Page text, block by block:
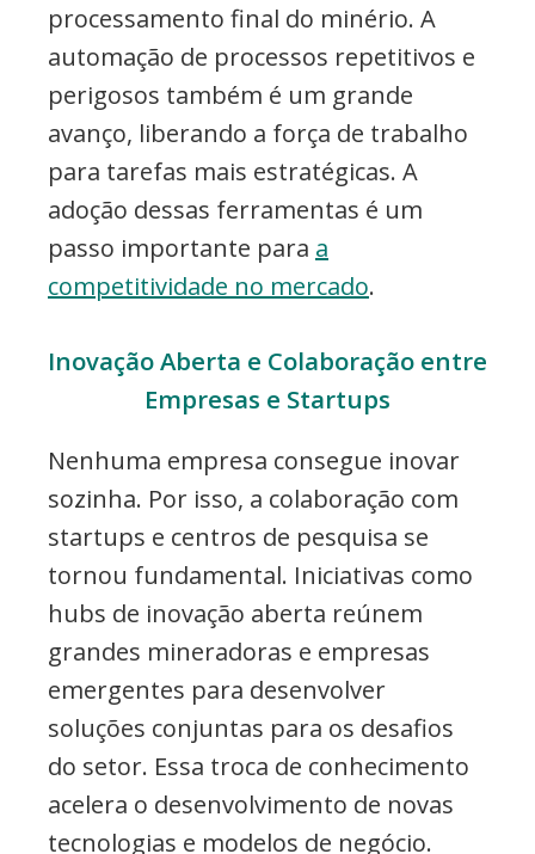
processamento final do minério. A
automação de processos repetitivos e
perigosos também é um grande
avanço, liberando a força de trabalho
para tarefas mais estratégicas. A
adoção dessas ferramentas é um
passo importante para a
competitividade no mercado.
Inovação Aberta e Colaboração entre
Empresas e Startups
Nenhuma empresa consegue inovar
sozinha. Por isso, a colaboração com
startups e centros de pesquisa se
tornou fundamental. Iniciativas como
hubs de inovação aberta reúnem
grandes mineradoras e empresas
emergentes para desenvolver
soluções conjuntas para os desafios
do setor. Essa troca de conhecimento
acelera o desenvolvimento de novas
tecnologias e modelos de negócio.